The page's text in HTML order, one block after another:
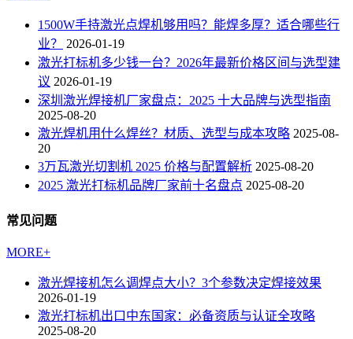
1500W手持激光点焊机够用吗？能焊多厚？适合哪些行
业？
2026-01-19
激光打标机多少钱一台？2026年最新价格区间与选型建
议 2026-01-19
深圳激光焊接机厂家盘点：2025 十大品牌与选型指南
2025-08-20
激光焊机用什么焊丝？材质、选型与成本攻略 2025-08-
20
3万瓦激光切割机 2025 价格与配置解析 2025-08-20
2025 激光打标机品牌厂家前十名盘点 2025-08-20
常见问题
MORE+
激光焊接机怎么调焊点大小？3个参数决定焊接效果
2026-01-19
激光打标机出口中东国家：必备资质与认证全攻略
2025-08-20